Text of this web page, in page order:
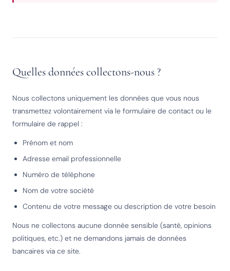
Quelles données collectons-nous ?
Nous collectons uniquement les données que vous nous
transmettez volontairement via le formulaire de contact ou le
formulaire de rappel :
Prénom et nom
Adresse email professionnelle
Numéro de téléphone
Nom de votre société
Contenu de votre message ou description de votre besoin
Nous ne collectons aucune donnée sensible (santé, opinions
politiques, etc.) et ne demandons jamais de données
bancaires via ce site.